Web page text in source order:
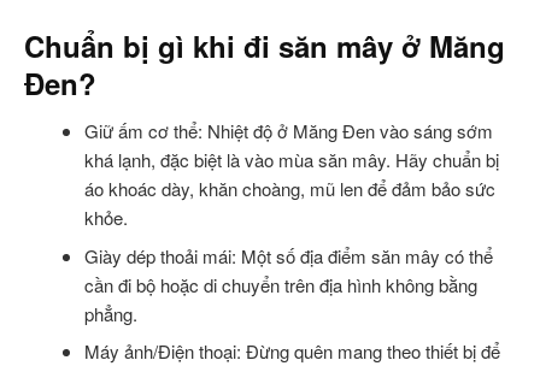
Chuẩn bị gì khi đi săn mây ở Măng
Đen?
Giữ ấm cơ thể: Nhiệt độ ở Măng Đen vào sáng sớm
khá lạnh, đặc biệt là vào mùa săn mây. Hãy chuẩn bị
áo khoác dày, khăn choàng, mũ len để đảm bảo sức
khỏe.
Giày dép thoải mái: Một số địa điểm săn mây có thể
cần đi bộ hoặc di chuyển trên địa hình không bằng
phẳng.
Máy ảnh/Điện thoại: Đừng quên mang theo thiết bị để